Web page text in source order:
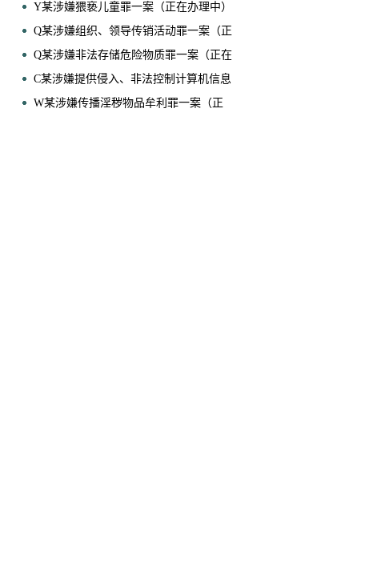
护要点
（正在办理中）
Y某涉嫌猥亵儿童罪一案（正在办理中）
​Q某涉嫌组织、领导传销活动罪一案（正
在办理中）
Q某涉嫌非法存储危险物质罪一案（正在
办理中）
C某涉嫌提供侵入、非法控制计算机信息
系统程序、工具罪一案（正在办理中）
W某涉嫌传播淫秽物品牟利罪一案（正